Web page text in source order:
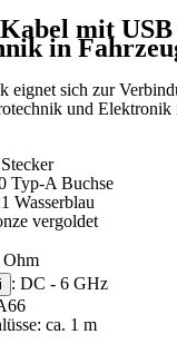
mit
in
eignet sich zur
und Elektronik
Typ-A Buchse
Wasserblau
vergoldet
Ohm
i
: DC - 6 GHz
ca. 1 m